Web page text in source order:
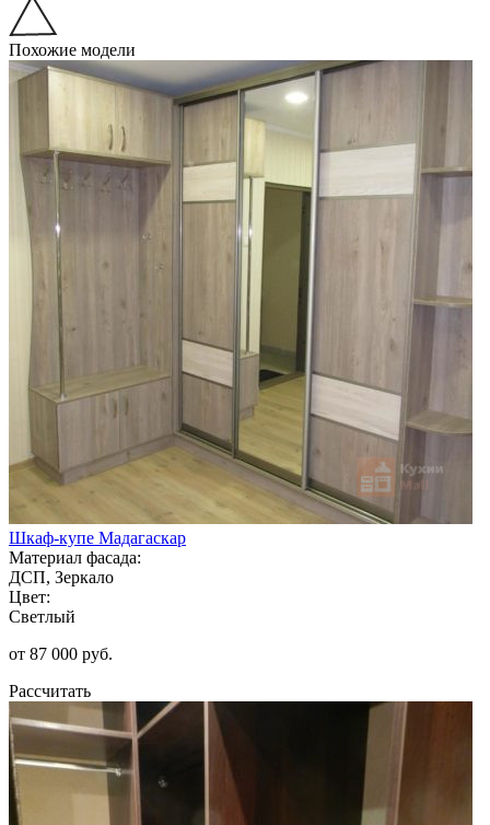
Похожие модели
Шкаф-купе Мадагаскар
Материал фасада:
ДСП, Зеркало
Цвет:
Светлый
от 87 000 руб.
Рассчитать